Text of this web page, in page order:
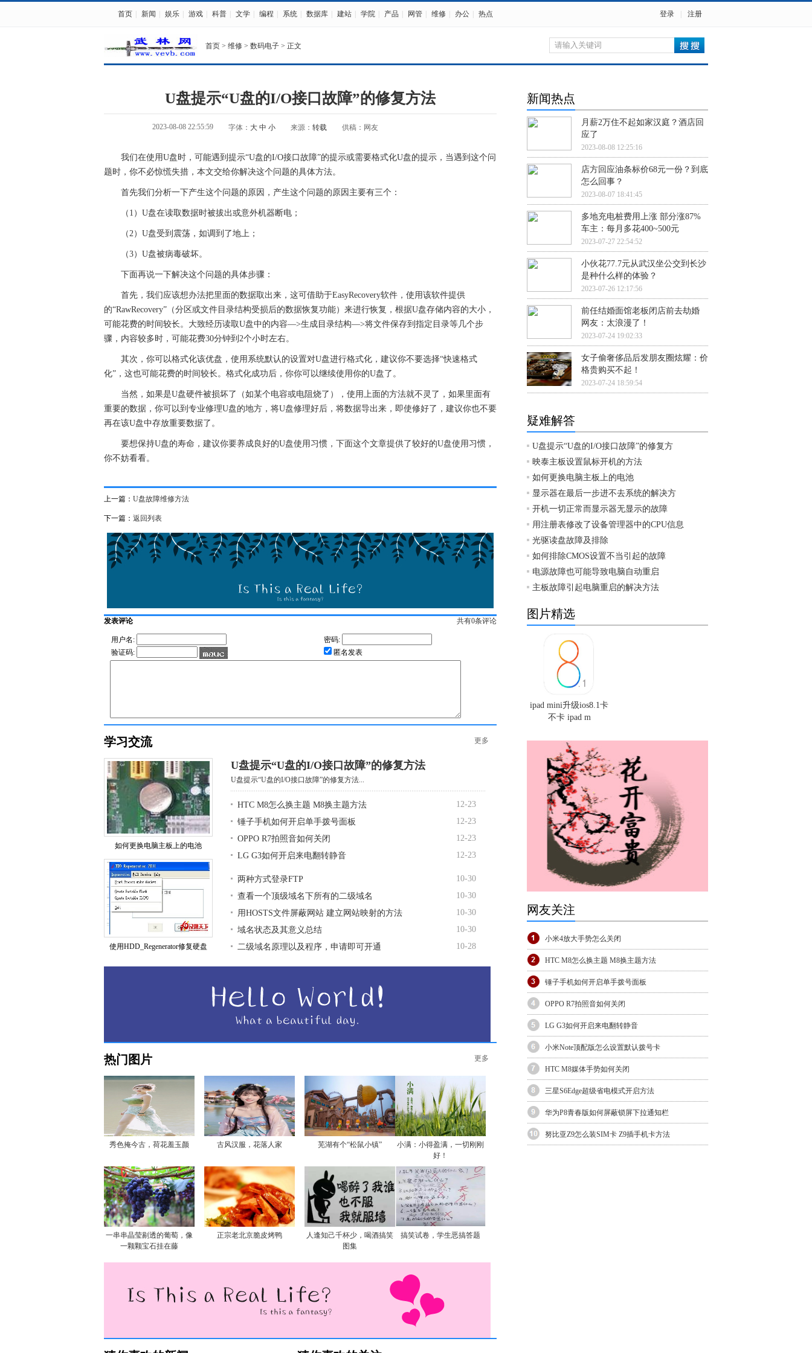
首页 新闻 娱乐 游戏 科普 文学 编程 系统 数据库 建站 学院 产品 网管 维修 办公 热点 登录 注册
首页 > 维修 > 数码电子 > 正文
U盘提示“U盘的I/O接口故障”的修复方法
2023-08-08 22:55:59 字体： 大 中 小 来源： 转载 供稿：网友
我们在使用U盘时，可能遇到提示“U盘的I/O接口故障”的提示或需要格式化U盘的提示，当遇到这个问
题时，你不必惊慌失措，本文交给你解决这个问题的具体方法。
首先我们分析一下产生这个问题的原因，产生这个问题的原因主要有三个：
（1）U盘在读取数据时被拔出或意外机器断电；
（2）U盘受到震荡，如调到了地上；
（3）U盘被病毒破坏。
下面再说一下解决这个问题的具体步骤：
首先，我们应该想办法把里面的数据取出来，这可借助于EasyRecovery软件，使用该软件提供
的“RawRecovery”（分区或文件目录结构受损后的数据恢复功能）来进行恢复，根据U盘存储内容的大小，
可能花费的时间较长。大致经历读取U盘中的内容—>生成目录结构—>将文件保存到指定目录等几个步
骤，内容较多时，可能花费30分钟到2个小时左右。
其次，你可以格式化该优盘，使用系统默认的设置对U盘进行格式化，建议你不要选择“快速格式
化”，这也可能花费的时间较长。格式化成功后，你你可以继续使用你的U盘了。
当然，如果是U盘硬件被损坏了（如某个电容或电阻烧了），使用上面的方法就不灵了，如果里面有
重要的数据，你可以到专业修理U盘的地方，将U盘修理好后，将数据导出来，即使修好了，建议你也不要
再在该U盘中存放重要数据了。
要想保持U盘的寿命，建议你要养成良好的U盘使用习惯，下面这个文章提供了较好的U盘使用习惯，
你不妨看看。
上一篇： U盘故障维修方法
下一篇： 返回列表
发表评论 共有0条评论
用户名:
密码:
验证码:
匿名发表
学习交流 更多
如何更换电脑主板上的电池
使用HDD_Regenerator修复硬盘
U盘提示“U盘的I/O接口故障”的修复方法
U盘提示“U盘的I/O接口故障”的修复方法...
HTC M8怎么换主题 M8换主题方法
12-23
锤子手机如何开启单手拨号面板
12-23
OPPO R7拍照音如何关闭
12-23
LG G3如何开启来电翻转静音
12-23
两种方式登录FTP
10-30
查看一个顶级域名下所有的二级域名
10-30
用HOSTS文件屏蔽网站 建立网站映射的方法
10-30
域名状态及其意义总结
10-30
二级域名原理以及程序，申请即可开通
10-28
热门图片 更多
秀色掩今古，荷花羞玉颜 古风汉服，花落人家 芜湖有个“松鼠小镇”
小满：小得盈满，一切刚刚
好！
一串串晶莹剔透的葡萄，像
一颗颗宝石挂在藤
正宗老北京脆皮烤鸭
人逢知己千杯少，喝酒搞笑
图集
搞笑试卷，学生恶搞答题
新闻热点
月薪2万住不起如家汉庭？酒店回
应了
2023-08-08 12:25:16
店方回应油条标价68元一份？到底
怎么回事？
2023-08-07 18:41:45
多地充电桩费用上涨 部分涨87%
车主：每月多花400~500元
2023-07-27 22:54:52
小伙花77.7元从武汉坐公交到长沙
是种什么样的体验？
2023-07-26 12:17:56
前任结婚面馆老板闭店前去劫婚
网友：太浪漫了！
2023-07-24 19:02:33
女子偷奢侈品后发朋友圈炫耀：价
格贵购买不起！
2023-07-24 18:59:54
疑难解答
U盘提示“U盘的I/O接口故障”的修复方
映泰主板设置鼠标开机的方法
如何更换电脑主板上的电池
显示器在最后一步进不去系统的解决方
开机一切正常而显示器无显示的故障
用注册表修改了设备管理器中的CPU信息
光驱读盘故障及排除
如何排除CMOS设置不当引起的故障
电源故障也可能导致电脑自动重启
主板故障引起电脑重启的解决方法
图片精选
ipad mini升级ios8.1卡
不卡 ipad m
网友关注
小米4放大手势怎么关闭
HTC M8怎么换主题 M8换主题方法
锤子手机如何开启单手拨号面板
OPPO R7拍照音如何关闭
LG G3如何开启来电翻转静音
小米Note顶配版怎么设置默认拨号卡
HTC M8媒体手势如何关闭
三星S6Edge超级省电模式开启方法
华为P8青春版如何屏蔽锁屏下拉通知栏
努比亚Z9怎么装SIM卡 Z9插手机卡方法